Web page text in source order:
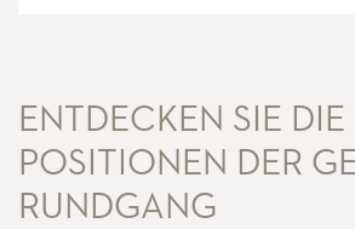
ENTDECKEN SIE DIE
POSITIONEN DER
RUNDGANG